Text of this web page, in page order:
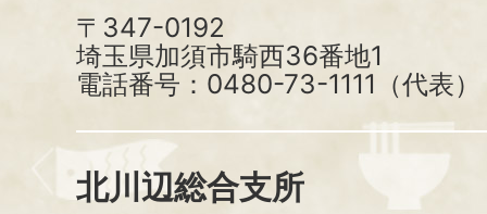
〒347-0192
埼玉県加須市騎西36番地1
電話番号：0480-73-1111（代表）
北川辺総合支所